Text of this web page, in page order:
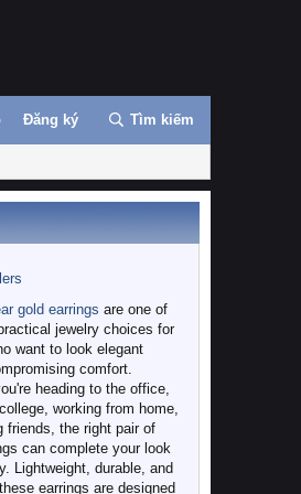
Đăng ký Tìm kiếm
gold earrings are one of
jewelry choices for
want to look elegant
comfort.
heading to the office,
working from home,
friends, the right pair of
can complete your look
Lightweight, durable, and
earrings are designed